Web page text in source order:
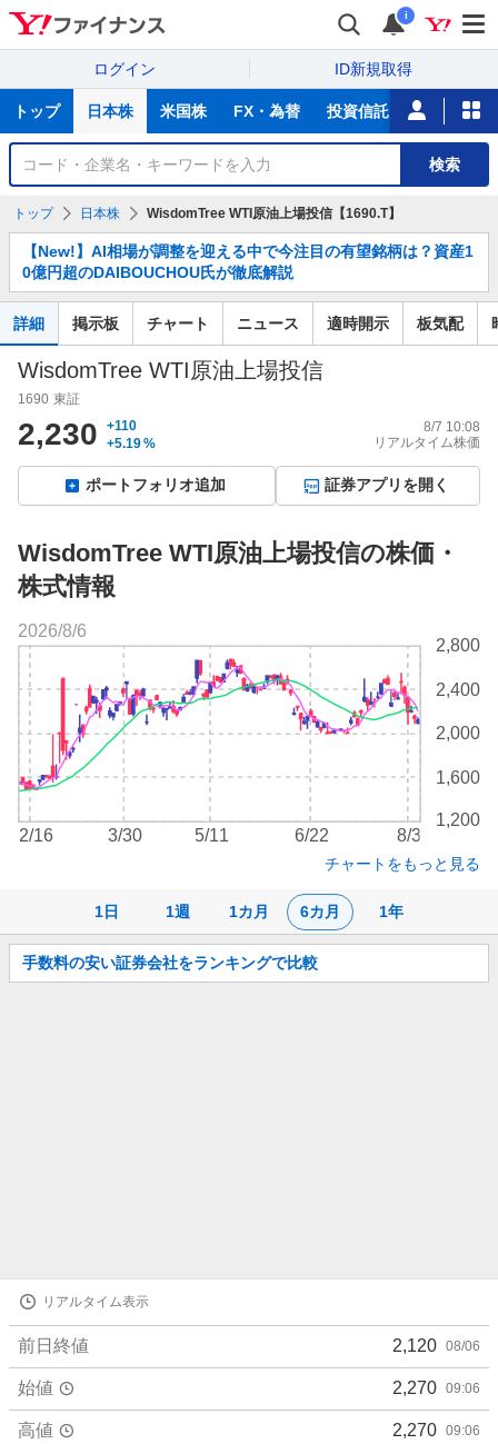
i
ログイン ID新規取得
サ
トップ 日本株 米国株 FX・為替 投資信託 ニュース
銘
検
検索
トップ 日本株 WisdomTree WTI原油上場投信【1690.T】
知
ら
せ
【New!】AI相場が調整を迎える中で今注目の有望銘柄は？資産1
0億円超のDAIBOUCHOU氏が徹底解説
詳細 掲示板 チャート ニュース 適時開示 板気配
WisdomTree WTI原油上場投信
1690 東証
2,230
+110
+5.19%
8/7 10:08
リアルタイム株価
ポートフォリオ追加 証券アプリを開く
WisdomTree WTI原油上場投信の株価・
株式情報
1日 1週 1カ月 6カ月 1年
1,200
1,600
2,000
2,400
2,800
2/16 3/30 5/11 6/22 8/3
2026/8/6
チャートをもっと見る
お
知
手数料の安い証券会社をランキングで比較
リアルタイム表示
前日終値 2,120 08/06
始値 2,270 09:06
高値 2,270 09:06